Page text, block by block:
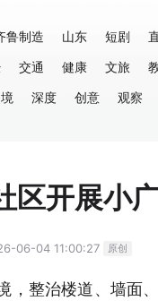
鲁制造 山东 短剧
交通 健康 文旅
深度 创意 观察
区开展小
06-04 11:00:27 原创
，整治楼道、墙面